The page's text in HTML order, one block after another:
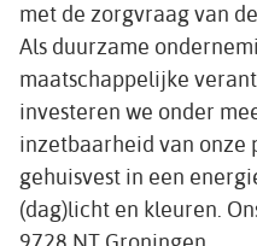
met de zorgvraag van
Als duurzame
maatschappelijke
investeren we onder
inzetbaarheid van onze
gehuisvest in een
(dag)licht en kleuren.